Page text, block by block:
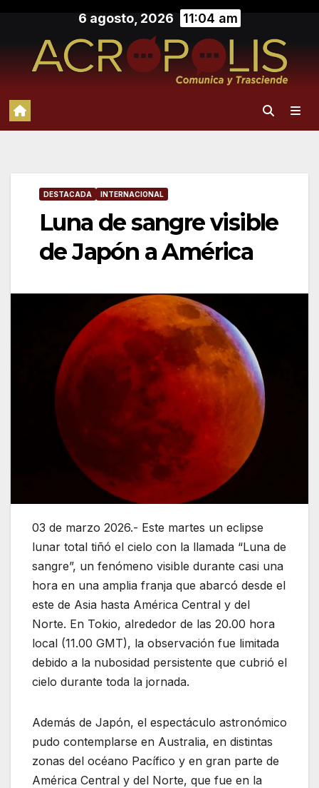
contenido
6 agosto, 2026 11:04 am
DESTACADA INTERNACIONAL
Luna de sangre visible
de Japón a América
03 de marzo 2026.- Este martes un eclipse
lunar total tiñó el cielo con la llamada “Luna de
sangre”, un fenómeno visible durante casi una
hora en una amplia franja que abarcó desde el
este de Asia hasta América Central y del
Norte. En Tokio, alrededor de las 20.00 hora
local (11.00 GMT), la observación fue limitada
debido a la nubosidad persistente que cubrió el
cielo durante toda la jornada.
Además de Japón, el espectáculo astronómico
pudo contemplarse en Australia, en distintas
zonas del océano Pacífico y en gran parte de
América Central y del Norte, que fue en la